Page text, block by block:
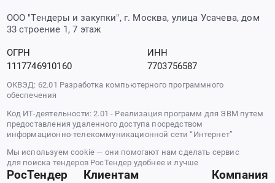
ООО "Тендеры и закупки", г. Москва, улица Усачева, дом
33 строение 1, 7 этаж
ОГРН
1117746910160
ИНН
7703756587
ОКВЭД: 62.01 Разработка компьютерного программного
обеспечения
Код ИТ-деятельности: 2.01 - Реализация программ для ЭВМ путем
предоставления удаленного доступа посредством
информационно-телекоммуникационной сети “Интернет”
Мы используем cookie — они помогают нам сделать сервис
для поиска тендеров РосТендер удобнее и лучше
РосТендер Клиентам Компания